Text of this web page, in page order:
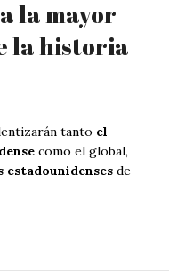
la mayor
la historia
tanto el
como el global,
estadounidenses de